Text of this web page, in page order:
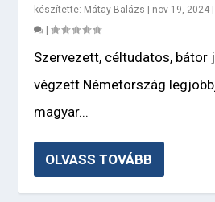
készítette: Mátay Balázs nov 19, 2024
|
Szervezett, céltudatos, bátor
végzett Németország
magyar...
OLVASS TOVÁBB